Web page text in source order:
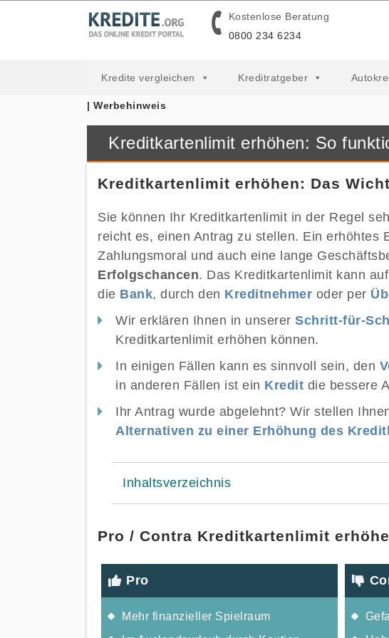
Kostenlose Beratung
0800 234 6234
Kredite vergleichen Kreditratgeber
| Werbehinweis
Kreditkartenlimit erhöhen: So
Kreditkartenlimit erhöhen: Das
Sie können Ihr Kreditkartenlimit in der Regel
reicht es, einen Antrag zu stellen. Ein erhöhtes
Zahlungsmoral und auch eine lange
Erfolgschancen. Das Kreditkartenlimit kann
die Bank, durch den Kreditnehmer oder per
Wir erklären Ihnen in unserer Schritt-für-
Kreditkartenlimit erhöhen können.
In einigen Fällen kann es sinnvoll sein, den
in anderen Fällen ist ein Kredit die bessere
Ihr Antrag wurde abgelehnt? Wir stellen
Alternativen zu einer Erhöhung des
Inhaltsverzeichnis
Pro / Contra Kreditkartenlimit
Pro
Mehr finanzieller Spielraum